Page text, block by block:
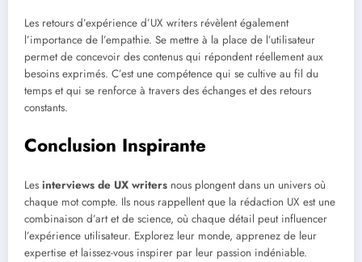
Les retours d’expérience d’UX writers révèlent également
l’importance de l’empathie. Se mettre à la place de l’utilisateur
permet de concevoir des contenus qui répondent réellement aux
besoins exprimés. C’est une compétence qui se cultive au fil du
temps et qui se renforce à travers des échanges et des retours
constants.
Conclusion Inspirante
Les interviews de UX writers nous plongent dans un univers où
chaque mot compte. Ils nous rappellent que la rédaction UX est une
combinaison d’art et de science, où chaque détail peut influencer
l’expérience utilisateur. Explorez leur monde, apprenez de leur
expertise et laissez-vous inspirer par leur passion indéniable.